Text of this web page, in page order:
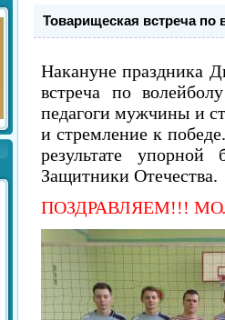
Товарищеская встреча по
Накануне праздника
встреча по
педагоги мужчины и
и стремление к
результате
Защитники Отечества.
ПОЗДРАВЛЯЕМ!!!